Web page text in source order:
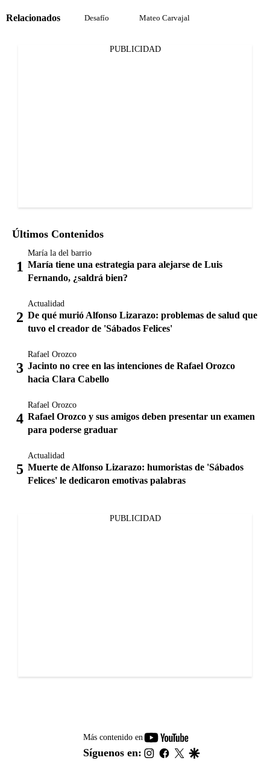
Relacionados Desafío Mateo Carvajal
PUBLICIDAD
Últimos Contenidos
María la del barrio
María tiene una estrategia para alejarse de Luis
Fernando, ¿saldrá bien?
Actualidad
De qué murió Alfonso Lizarazo: problemas de salud que
tuvo el creador de 'Sábados Felices'
Rafael Orozco
Jacinto no cree en las intenciones de Rafael Orozco
hacia Clara Cabello
Rafael Orozco
Rafael Orozco y sus amigos deben presentar un examen
para poderse graduar
Actualidad
Muerte de Alfonso Lizarazo: humoristas de 'Sábados
Felices' le dedicaron emotivas palabras
PUBLICIDAD
Más contenido en
youtube-
footer
Síguenos en: instagram
facebook
twitter